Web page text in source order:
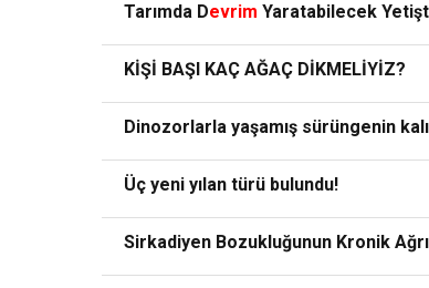
Tarımda Devrim Yaratabilecek
KİŞİ BAŞI KAÇ AĞAÇ DİKMELİYİZ?
Dinozorlarla yaşamış sürüngenin
Üç yeni yılan türü bulundu!
Sirkadiyen Bozukluğunun Kronik